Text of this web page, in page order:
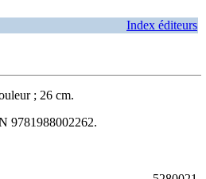
Index éditeurs
; 26 cm.
9781988002262.